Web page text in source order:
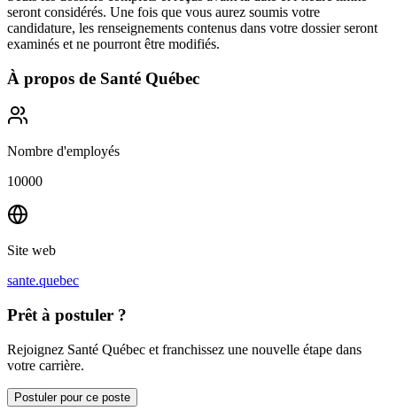
seront considérés. Une fois que vous aurez soumis votre
candidature, les renseignements contenus dans votre dossier seront
examinés et ne pourront être modifiés.
À propos de Santé Québec
Nombre d'employés
10000
Site web
sante.quebec
Prêt à postuler ?
Rejoignez Santé Québec et franchissez une nouvelle étape dans
votre carrière.
Postuler pour ce poste